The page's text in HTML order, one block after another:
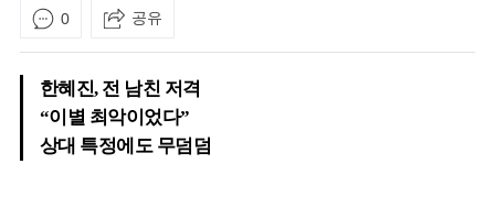
0 공유
한혜진, 전 남친 저격
“이별 최악이었다”
상대 특정에도 무덤덤